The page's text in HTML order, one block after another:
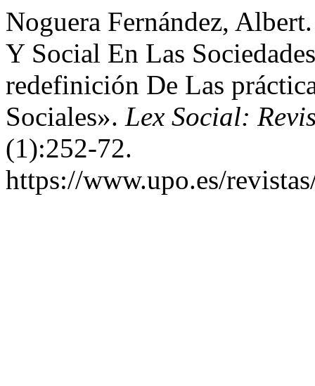
Noguera Fernández,
Y Social En Las
redefinición De Las
Sociales». Lex Social:
(1):252-72.
https://www.upo.es/